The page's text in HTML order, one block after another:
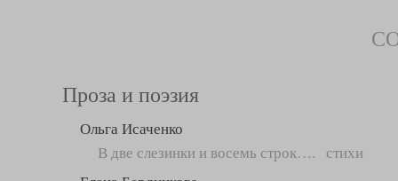
Проза и поэзия
Ольга Исаченко
В две слезинки и восемь строк…. стихи